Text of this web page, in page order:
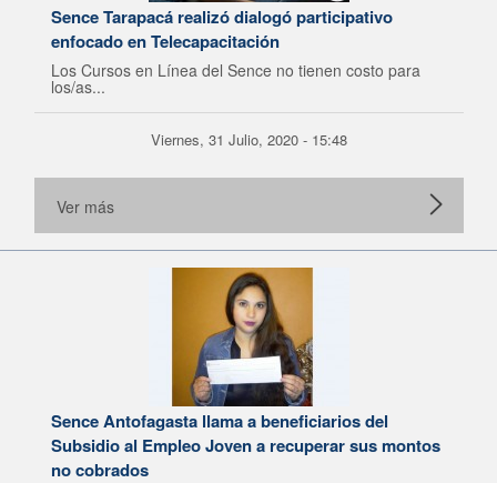
Sence Tarapacá realizó dialogó participativo
enfocado en Telecapacitación
Los Cursos en Línea del Sence no tienen costo para
los/as...
Viernes, 31 Julio, 2020 - 15:48
Ver más
Sence Antofagasta llama a beneficiarios del
Subsidio al Empleo Joven a recuperar sus montos
no cobrados